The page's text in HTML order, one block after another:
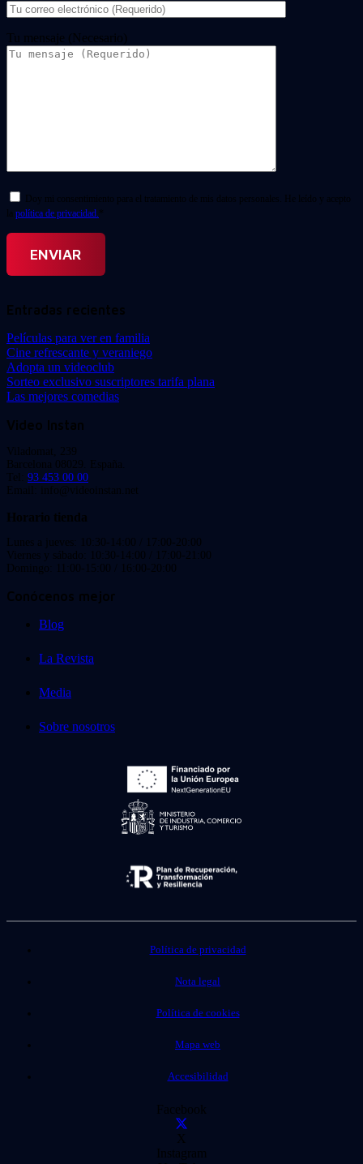
Tu mensaje (Necesario)
Doy mi consentimiento para el tratamiento de mis datos personales. He leído y acepto
la política de privacidad. *
Entradas recientes
Películas para ver en familia
Cine refrescante y veraniego
Adopta un videoclub
Sorteo exclusivo suscriptores tarifa plana
Las mejores comedias
Video Instan
Viladomat, 239
Barcelona 08029. España.
Tel: 93 453 00 00
Email: info@videoinstan.net
Horario tienda
Lunes a jueves: 10:30-14:00 / 17:00-20:00
Viernes y sábado: 10:30-14:00 / 17:00-21:00
Domingo: 11:00-15:00 / 16:00-20:00
Conócenos mejor
Blog
La Revista
Media
Sobre nosotros
Política de privacidad
Nota legal
Política de cookies
Mapa web
Accesibilidad
Facebook
X
Instagram